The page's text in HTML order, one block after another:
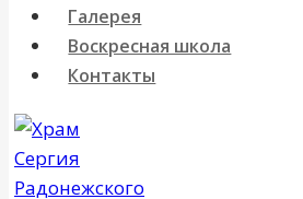
Галерея
Воскресная школа
Контакты